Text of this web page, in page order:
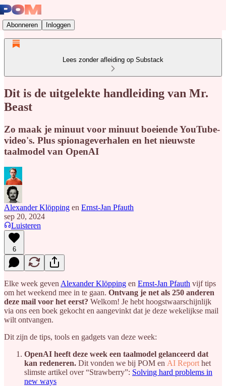
Abonneren Inloggen
Lees zonder afleiding op Substack
Dit is de uitgelekte handleiding van Mr.
Beast
Zo maak je minuut voor minuut boeiende YouTube-
video's. Plus spionageverhalen en het nieuwste
taalmodel van OpenAI
Alexander Klöpping en Ernst-Jan Pfauth
sep 20, 2024
Luisteren
6
Elke week geven Alexander Klöpping en Ernst-Jan Pfauth vijf tips
om het weekend mee in te gaan. Ontvang je net als 250 anderen
deze mail voor het eerst? Welkom! Je hebt hoogstwaarschijnlijk
via ons een boek gekocht en aangevinkt dat je deze wekelijkse mail
wilt ontvangen.
Dit zijn de tips, tools en gadgets van deze week:
OpenAI heeft deze week een taalmodel gelanceerd dat
kan redeneren. Dit vonden we bij POM en AI Report het
slimste artikel over “Strawberry”: Solving hard problems in
new ways